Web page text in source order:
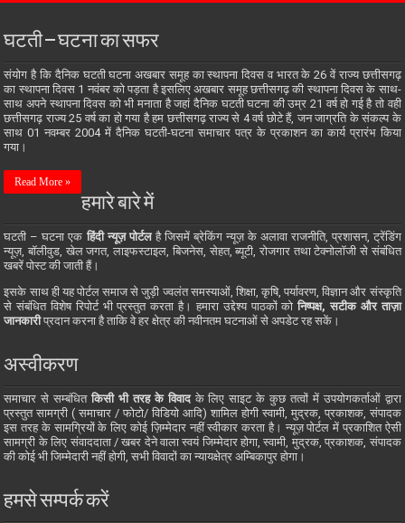
घटती – घटना का सफर
संयोग है कि दैनिक घटती घटना अखबार समूह का स्थापना दिवस व भारत के 26 वें राज्य छत्तीसगढ़
का स्थापना दिवस 1 नवंबर को पड़ता है इसलिए अखबार समूह छत्तीसगढ़ की स्थापना दिवस के साथ-
साथ अपने स्थापना दिवस को भी मनाता है जहां दैनिक घटती घटना की उम्र 21 वर्ष हो गई है तो वही
छत्तीसगढ़ राज्य 25 वर्ष का हो गया है हम छत्तीसगढ़ राज्य से 4 वर्ष छोटे हैं, जन जाग्रति के संकल्प के
साथ 01 नवम्बर 2004 में दैनिक घटती-घटना समाचार पत्र के प्रकाशन का कार्य प्रारंभ किया
गया।
Read More »
हमारे बारे में
घटती – घटना एक हिंदी न्यूज़ पोर्टलहै जिसमें ब्रेकिंग न्यूज़ के अलावा राजनीति, प्रशासन, ट्रेंडिंग
न्यूज़, बॉलीवुड, खेल जगत, लाइफस्टाइल, बिजनेस, सेहत, ब्यूटी, रोजगार तथा टेक्नोलॉजी से संबंधित
खबरें पोस्ट की जाती हैं।
इसके साथ ही यह पोर्टल समाज से जुड़ी ज्वलंत समस्याओं, शिक्षा, कृषि, पर्यावरण, विज्ञान और संस्कृति
से संबंधित विशेष रिपोर्ट भी प्रस्तुत करता है। हमारा उद्देश्य पाठकों कोनिष्पक्ष, सटीक और ताज़ा
जानकारीप्रदान करना है ताकि वे हर क्षेत्र की नवीनतम घटनाओं से अपडेट रह सकें।
अस्वीकरण
समाचार से सम्बंधितकिसी भी तरह के विवादके लिए साइट के कुछ तत्वों में उपयोगकर्ताओं द्वारा
प्रस्तुत सामग्री ( समाचार / फोटो/ विडियो आदि) शामिल होगी स्वामी, मुद्रक, प्रकाशक, संपादक
इस तरह के सामग्रियों के लिए कोई ज़िम्मेदार नहीं स्वीकार करता है। न्यूज़ पोर्टल में प्रकाशित ऐसी
सामग्री के लिए संवाददाता / खबर देने वाला स्वयं जिम्मेदार होगा, स्वामी, मुद्रक, प्रकाशक, संपादक
की कोई भी जिम्मेदारी नहीं होगी, सभी विवादों का न्यायक्षेत्र अम्बिकापुर होगा।
हमसे सम्पर्क करें